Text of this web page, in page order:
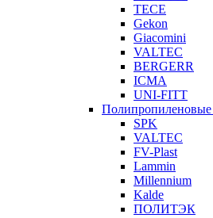
TECE
Gekon
Giacomini
VALTEC
BERGERR
ICMA
UNI-FITT
SPK
VALTEC
FV-Plast
Lammin
Millennium
Kalde
ПОЛИТЭК